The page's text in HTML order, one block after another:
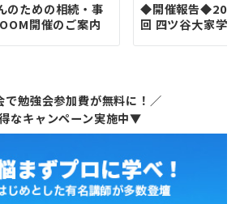
ための相続・事
開催のご案内
◆開催報告
回 四ツ谷大家学
で勉強会参加費が無料に！／
なキャンペーン実施中▼